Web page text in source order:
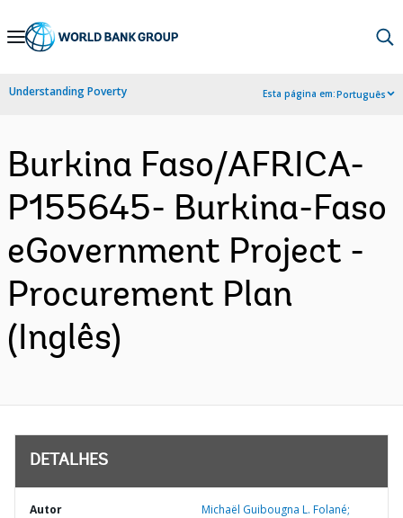
Skip
Navigation
Understanding Poverty Esta página em:Português
Burkina Faso/AFRICA-
P155645- Burkina-Faso
eGovernment Project -
Procurement Plan
(Inglês)
DETALHES
Autor Michaël Guibougna L. Folané;